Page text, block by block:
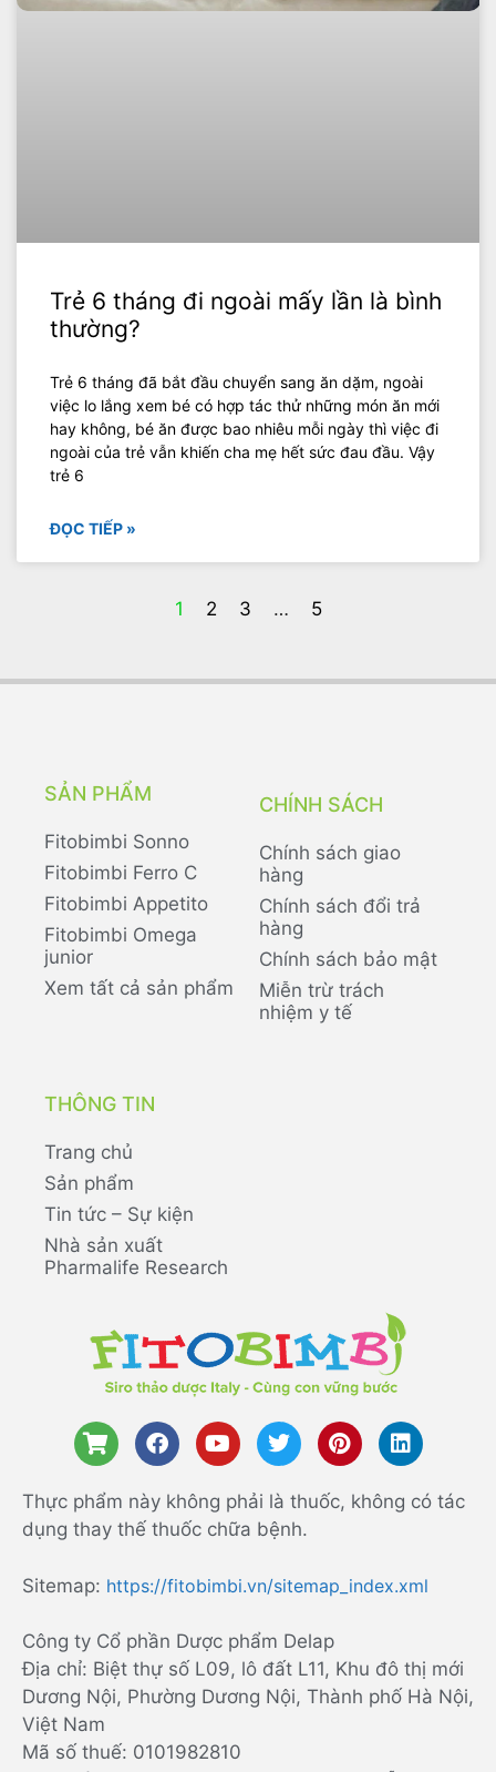
Trẻ 6 tháng đi ngoài mấy lần là bình
thường?
Trẻ 6 tháng đã bắt đầu chuyển sang ăn dặm, ngoài
việc lo lắng xem bé có hợp tác thử những món ăn mới
hay không, bé ăn được bao nhiêu mỗi ngày thì việc đi
ngoài của trẻ vẫn khiến cha mẹ hết sức đau đầu. Vậy
trẻ 6
ĐỌC TIẾP »
1 2 3 … 5
SẢN PHẨM
Fitobimbi Sonno
Fitobimbi Ferro C
Fitobimbi Appetito
Fitobimbi Omega
junior
Xem tất cả sản phẩm
CHÍNH SÁCH
Chính sách giao
hàng
Chính sách đổi trả
hàng
Chính sách bảo mật
Miễn trừ trách
nhiệm y tế
THÔNG TIN
Trang chủ
Sản phẩm
Tin tức – Sự kiện
Nhà sản xuất
Pharmalife Research
Thực phẩm này không phải là thuốc, không có tác
dụng thay thế thuốc chữa bệnh.
Sitemap: https://fitobimbi.vn/sitemap_index.xml
Công ty Cổ phần Dược phẩm Delap
Địa chỉ: Biệt thự số L09, lô đất L11, Khu đô thị mới
Dương Nội, Phường Dương Nội, Thành phố Hà Nội,
Việt Nam
Mã số thuế: 0101982810